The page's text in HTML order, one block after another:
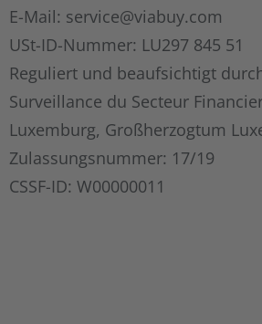
E-Mail: service@viabuy.com
USt-ID-Nummer: LU297 845 51
Reguliert und beaufsichtigt
Surveillance du Secteur Financier
Luxemburg, Großherzogtum
Zulassungsnummer: 17/19
CSSF-ID: W00000011